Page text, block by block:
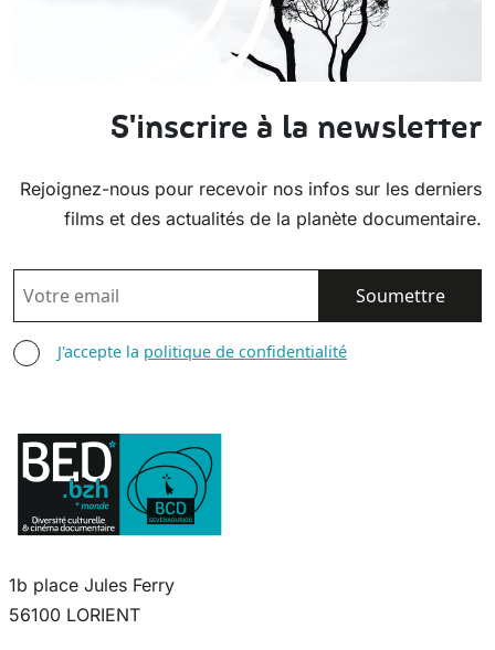
S'inscrire à la newsletter
Rejoignez-nous pour recevoir nos infos sur les derniers
films et des actualités de la planète documentaire.
EMAIL
AGREE TERMS
J'accepte la politique de confidentialité
1b place Jules Ferry
56100 LORIENT